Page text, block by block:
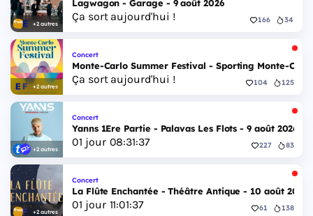
+2 autres
Lagwagon - Garage - 9 août 2026
Ça sort aujourd'hui ! 166 34
+2 autres
Concert
Monte-Carlo Summer Festival - Sporting Monte-
Ça sort aujourd'hui ! 104 125
+2 autres
Concert
Yanns 1Ere Partie - Palavas Les Flots - 9 août 2026
01 jour 08:31:36 227 83
+2 autres
Concert
La Flûte Enchantée - Théâtre Antique - 10 août 2026
01 jour 11:01:36 61 138